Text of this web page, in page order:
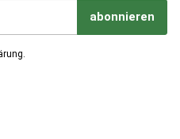
abonnieren